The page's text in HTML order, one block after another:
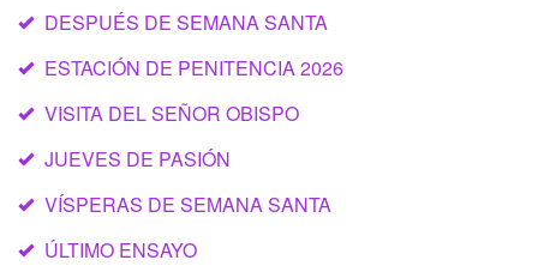
DESPUÉS DE SEMANA SANTA
ESTACIÓN DE PENITENCIA 2026
VISITA DEL SEÑOR OBISPO
JUEVES DE PASIÓN
VÍSPERAS DE SEMANA SANTA
ÚLTIMO ENSAYO